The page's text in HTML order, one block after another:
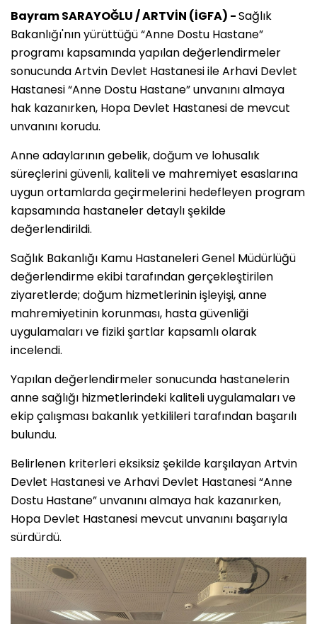
Bayram SARAYOĞLU / ARTVİN (İGFA) -Sağlık
Bakanlığı'nın yürüttüğü “Anne Dostu Hastane”
programı kapsamında yapılan değerlendirmeler
sonucunda Artvin Devlet Hastanesi ile Arhavi Devlet
Hastanesi “Anne Dostu Hastane” unvanını almaya
hak kazanırken, Hopa Devlet Hastanesi de mevcut
unvanını korudu.
Anne adaylarının gebelik, doğum ve lohusalık
süreçlerini güvenli, kaliteli ve mahremiyet esaslarına
uygun ortamlarda geçirmelerini hedefleyen program
kapsamında hastaneler detaylı şekilde
değerlendirildi.
Sağlık Bakanlığı Kamu Hastaneleri Genel Müdürlüğü
değerlendirme ekibi tarafından gerçekleştirilen
ziyaretlerde; doğum hizmetlerinin işleyişi, anne
mahremiyetinin korunması, hasta güvenliği
uygulamaları ve fiziki şartlar kapsamlı olarak
incelendi.
Yapılan değerlendirmeler sonucunda hastanelerin
anne sağlığı hizmetlerindeki kaliteli uygulamaları ve
ekip çalışması bakanlık yetkilileri tarafından başarılı
bulundu.
Belirlenen kriterleri eksiksiz şekilde karşılayan Artvin
Devlet Hastanesi ve Arhavi Devlet Hastanesi “Anne
Dostu Hastane” unvanını almaya hak kazanırken,
Hopa Devlet Hastanesi mevcut unvanını başarıyla
sürdürdü.